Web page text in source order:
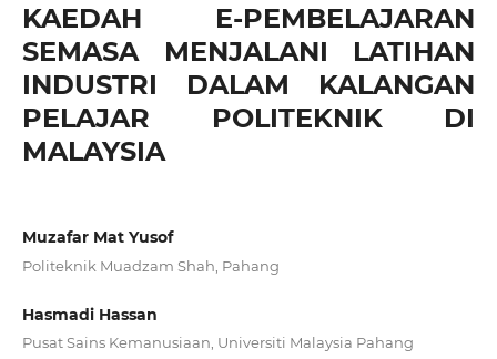
KAEDAH E-PEMBELAJARAN
SEMASA MENJALANI LATIHAN
INDUSTRI DALAM KALANGAN
PELAJAR POLITEKNIK DI
MALAYSIA
Muzafar Mat Yusof
Politeknik Muadzam Shah, Pahang
Hasmadi Hassan
Pusat Sains Kemanusiaan, Universiti Malaysia Pahang